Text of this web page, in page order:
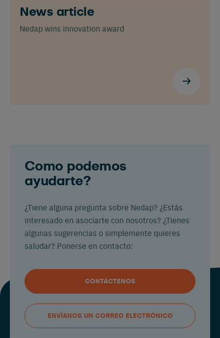
News article
Nedap wins innovation award
Como podemos
ayudarte?
¿Tiene alguna pregunta sobre Nedap? ¿Estás
interesado en asociarte con nosotros? ¿Tienes
algunas sugerencias o simplemente quieres
saludar? Ponerse en contacto:
CONTÁCTENOS
ENVÍANOS UN CORREO ELECTRÓNICO
Cambia a tu idioma
Nederlands Deutsch